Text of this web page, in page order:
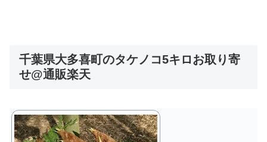
千葉県大多喜町のタケノコ5キロお取り寄
せ@通販楽天